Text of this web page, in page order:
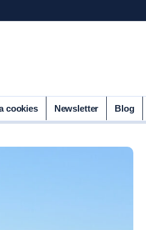
cookies Newsletter Blog